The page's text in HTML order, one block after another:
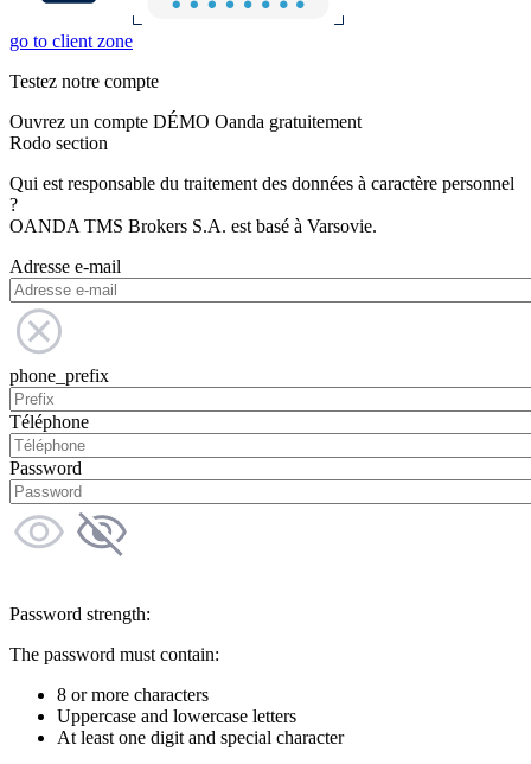
go to client zone
Testez notre compte
Ouvrez un compte DÉMO Oanda gratuitement
Rodo section
Qui est responsable du traitement des données à caractère personnel
?
OANDA TMS Brokers S.A. est basé à Varsovie.
Adresse e-mail
phone_prefix
Téléphone
Password
Password strength:
The password must contain:
8 or more characters
Uppercase and lowercase letters
At least one digit and special character